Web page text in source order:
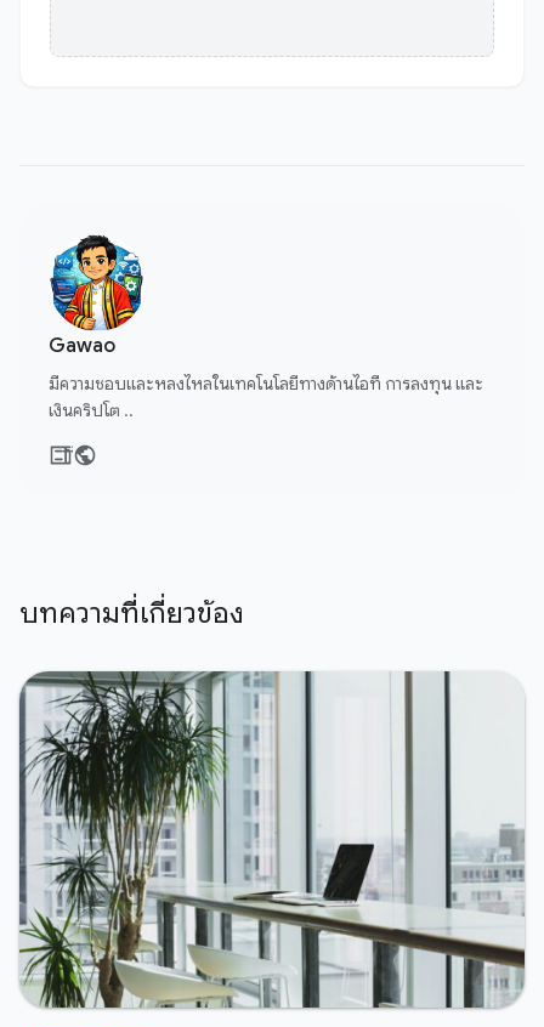
Gawao
มีความชอบและหลงไหลในเทคโนโลยีทางด้านไอที การลงทุน และ
เงินคริปโต ..
บทความที่เกี่ยวข้อง